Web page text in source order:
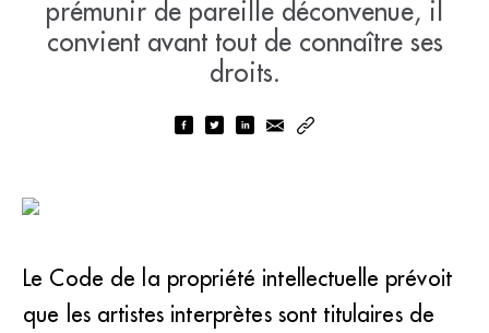
prémunir de pareille déconvenue, il
convient avant tout de connaître ses
droits.
Le Code de la propriété intellectuelle prévoit
que les artistes interprètes sont titulaires de